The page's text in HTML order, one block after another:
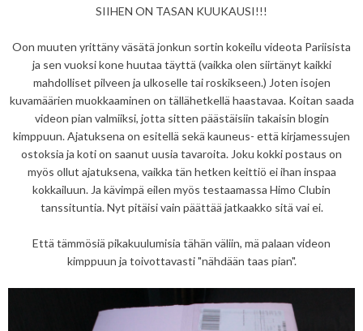
SIIHEN ON TASAN KUUKAUSI!!!
Oon muuten yrittäny väsätä jonkun sortin kokeilu videota Pariisista
ja sen vuoksi kone huutaa täyttä (vaikka olen siirtänyt kaikki
mahdolliset pilveen ja ulkoselle tai roskikseen.) Joten isojen
kuvamäärien muokkaaminen on tällähetkellä haastavaa. Koitan saada
videon pian valmiiksi, jotta sitten päästäisiin takaisin blogin
kimppuun. Ajatuksena on esitellä sekä kauneus- että kirjamessujen
ostoksia ja koti on saanut uusia tavaroita. Joku kokki postaus on
myös ollut ajatuksena, vaikka tän hetken keittiö ei ihan inspaa
kokkailuun. Ja kävimpä eilen myös testaamassa Himo Clubin
tanssituntia. Nyt pitäisi vain päättää jatkaakko sitä vai ei.
Että tämmösiä pikakuulumisia tähän väliin, mä palaan videon
kimppuun ja toivottavasti "nähdään taas pian".